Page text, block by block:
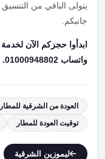
يتولى الباقي من التنسيق
جانبكم.
ابدأوا حجزكم الآن
واتساب 01000948802.
العودة من الشرقية للمطار
توقيت العودة للمطار
ليموزين الشرقية